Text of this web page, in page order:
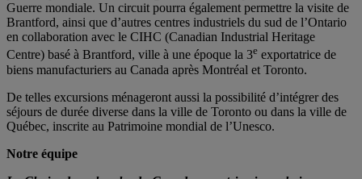
Guerre mondiale. Un circuit pourra également permettre la visite de
Brantford, ainsi que d’autres centres industriels du sud de l’Ontario
en collaboration avec le CIHC (Canadian Industrial Heritage
Centre) basé à Brantford, ville à une époque la 3e exportatrice de
biens manufacturiers au Canada après Montréal et Toronto.
De telles excursions ménageront aussi la possibilité d’intégrer des
séjours de durée diverse dans la ville de Toronto ou dans la ville de
Québec, inscrite au Patrimoine mondial de l’Unesco.
Notre équipe